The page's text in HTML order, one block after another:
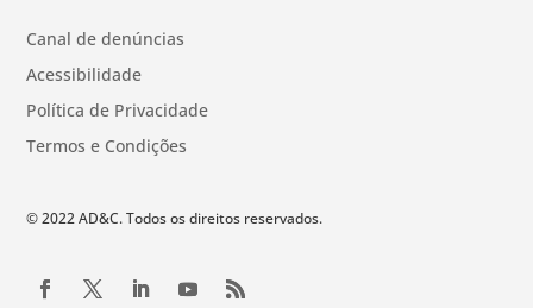
Canal de denúncias
Acessibilidade
Política de Privacidade
Termos e Condições
© 2022 AD&C. Todos os direitos reservados.